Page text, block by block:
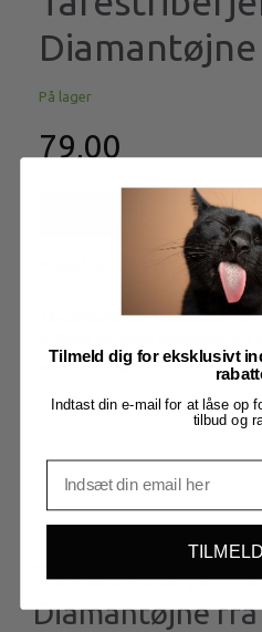
På lager
79,00
kw5536/820206
Tårestribefjerner, Diamantøjne
Mere information
BESKRIVELSE
Diamantøjne fra
Tilmeld dig for eksklusivt
Indtast din e-mail for at låse op
tilbud og